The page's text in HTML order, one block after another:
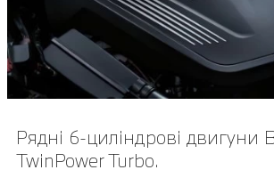
Рядні 6-циліндрові двигуни
TwinPower Turbo.
Передні фари BMW Individual
Фари M Shadow Line з хромованими